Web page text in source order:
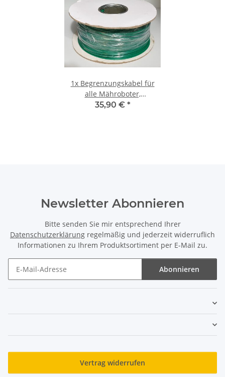
1x Begrenzungskabel für
alle Mähroboter,
Premiumqualität, 200 Meter
35,90 € *
Newsletter Abonnieren
Bitte senden Sie mir entsprechend Ihrer
Datenschutzerklärung regelmäßig und jederzeit widerruflich
Informationen zu Ihrem Produktsortiment per E-Mail zu.
Abonnieren
Vertrag widerrufen